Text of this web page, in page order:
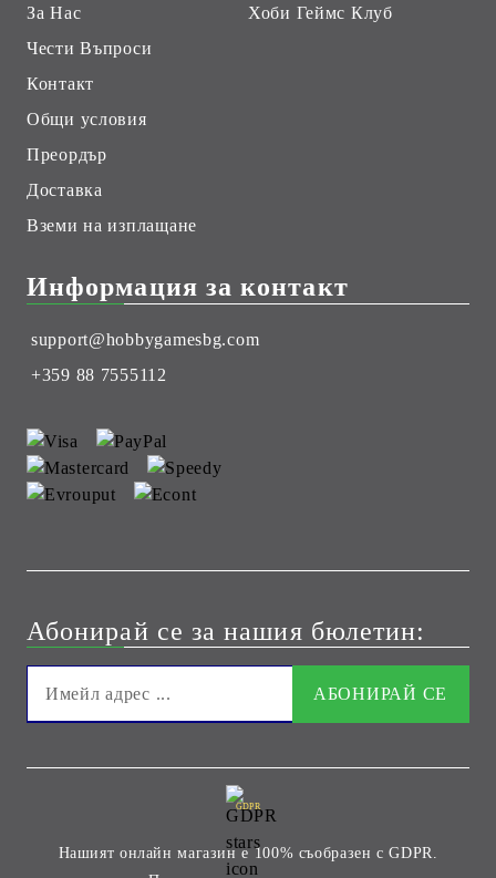
За Нас
Чести Въпроси
Контакт
Общи условия
Преордър
Доставка
Вземи на изплащане
Хоби Геймс Клуб
Информация за контакт
support@hobbygamesbg.com
+359 88 7555112
Абонирай се за нашия бюлетин:
GDPR
Нашият онлайн магазин е 100% съобразен с GDPR.